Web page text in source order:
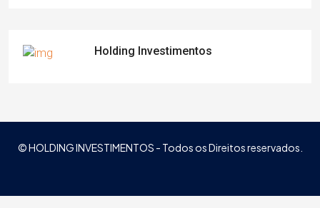
Holding Investimentos
© HOLDING INVESTIMENTOS - Todos os Direitos reservados.